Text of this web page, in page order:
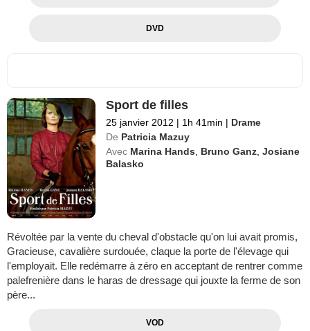
DVD
Sport de filles
25 janvier 2012 | 1h 41min | Drame
De Patricia Mazuy
Avec Marina Hands, Bruno Ganz,Josiane
Balasko
Révoltée par la vente du cheval d'obstacle qu'on lui avait promis,
Gracieuse, cavalière surdouée, claque la porte de l'élevage qui
l'employait. Elle redémarre à zéro en acceptant de rentrer comme
palefrenière dans le haras de dressage qui jouxte la ferme de son
père...
VOD